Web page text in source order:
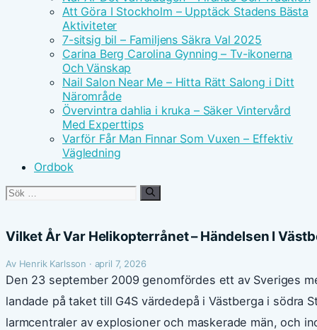
Att Göra I Stockholm – Upptäck Stadens Bästa
Aktiviteter
7-sitsig bil – Familjens Säkra Val 2025
Carina Berg Carolina Gynning – Tv-ikonerna
Och Vänskap
Nail Salon Near Me – Hitta Rätt Salong i Ditt
Närområde
Övervintra dahlia i kruka – Säker Vintervård
Med Experttips
Varför Får Man Finnar Som Vuxen – Effektiv
Vägledning
Ordbok
Sök
Vilket År Var Helikopterrånet – Händelsen I
Av Henrik Karlsson · april 7, 2026
Den 23 september 2009 genomfördes ett av Sveriges
landade på taket till G4S värdedepå i Västberga i södra
larmcentraler av explosioner och maskerade män, och